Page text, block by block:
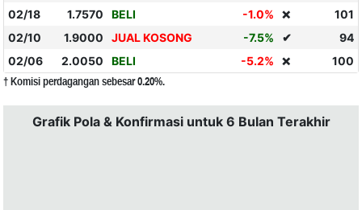
02/18
1.7570 BELI -1.0% ❌
101
02/10
1.9000 JUAL KOSONG -7.5% ✔
94
02/06
2.0050 BELI -5.2% ❌ 100
† Komisi perdagangan sebesar 0.20%.
Grafik Pola & Konfirmasi untuk 6 Bulan Terakhir